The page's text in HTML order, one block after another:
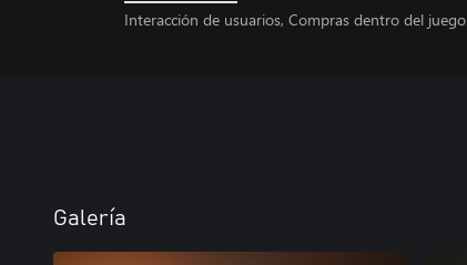
Interacción de usuarios, Compras dentro del juego
Galería